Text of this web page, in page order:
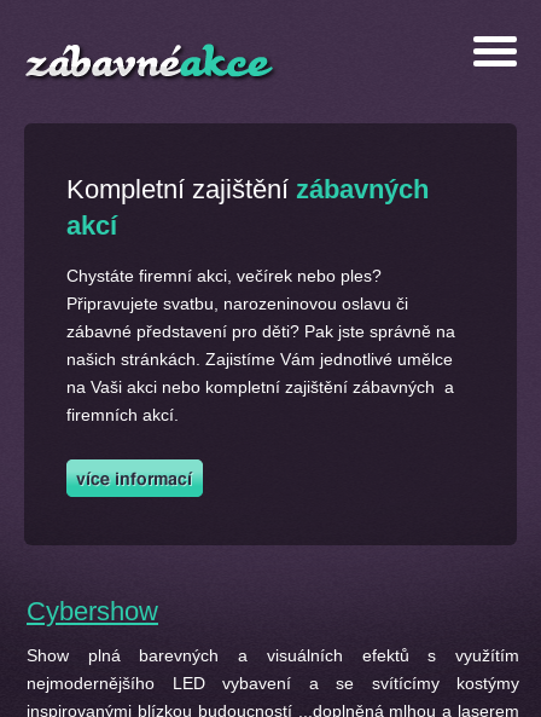
Kompletní zajištění zábavných
akcí
Chystáte firemní akci, večírek nebo ples?
Připravujete svatbu, narozeninovou oslavu či
zábavné představení pro děti? Pak jste správně na
našich stránkách. Zajistíme Vám jednotlivé umělce
na Vaši akci nebo kompletní zajištění zábavných a
firemních akcí.
Cybershow
Show plná barevných a visuálních efektů s využítím
nejmodernějšího LED vybavení a se svítícímy kostýmy
inspirovanými blízkou budoucností ...doplněná mlhou a laserem